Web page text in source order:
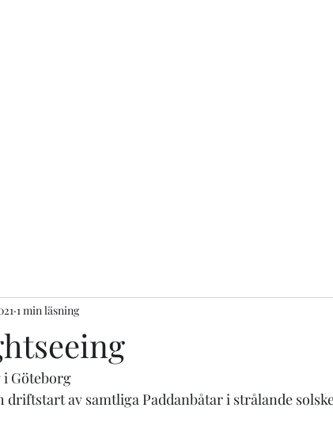
1 min läsning
i Göteborg
driftstart av samtliga Paddanbåtar i strålande